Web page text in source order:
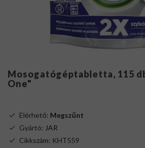
Mosogatógéptabletta, 115
One"
Elérhető: Megszűnt
Gyártó: JAR
Cikkszám: KHT559